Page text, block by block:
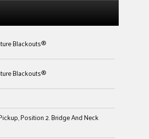
Blackouts®
Blackouts®
Position 2. Bridge And Neck